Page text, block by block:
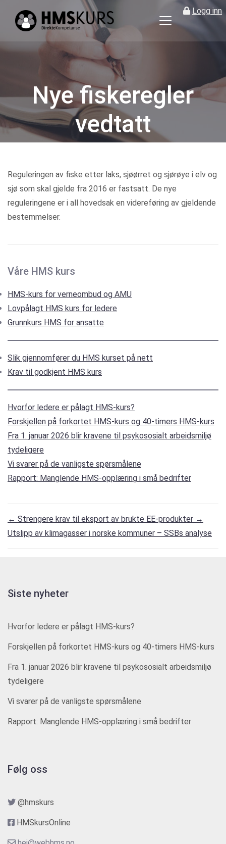
Logg inn
kurs
nett
for
ledere
og
verneombud
Nye fiskeregler
vedtatt
Reguleringen av fiske etter laks, sjøørret og sjørøye i elv og
sjø som skal gjelde fra 2016 er fastsatt. De nye
reguleringene er i all hovedsak en videreføring av gjeldende
bestemmelser.
Våre HMS kurs
HMS-kurs for verneombud og AMU
Lovpålagt HMS kurs for ledere
Grunnkurs HMS for ansatte
Slik gjennomfører du HMS kurset på nett
Krav til godkjent HMS kurs
Hvorfor ledere er pålagt HMS-kurs?
Forskjellen på forkortet HMS-kurs og 40-timers HMS-kurs
Fra 1. januar 2026 blir kravene til psykososialt arbeidsmiljø
tydeligere
Vi svarer på de vanligste spørsmålene
Rapport: Manglende HMS-opplæring i små bedrifter
← Strengere krav til eksport av brukte EE-produkter →
Utslipp av klimagasser i norske kommuner – SSBs analyse
Siste nyheter
Hvorfor ledere er pålagt HMS-kurs?
Forskjellen på forkortet HMS-kurs og 40-timers HMS-kurs
Fra 1. januar 2026 blir kravene til psykososialt arbeidsmiljø
tydeligere
Vi svarer på de vanligste spørsmålene
Rapport: Manglende HMS-opplæring i små bedrifter
Følg oss
@hmskurs
HMSkursOnline